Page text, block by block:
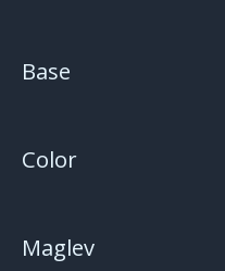
Base
Color
Maglev